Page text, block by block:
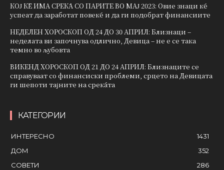
КОЈ ЌЕ ИМА СРЕЌА СО ПАРИТЕ ВО МАЈ 2023: Овие знаци ќе
успеат да заработат повеќе и да ги подобрат финансиите
НЕДЕЛЕН ХОРОСКОП ОД 24 ДО 30 АПРИЛ: Близнаци –
неделата ви започнува одлично, Девица – не е се така
темно во љубовта
ВИКЕНД ХОРОСКОП ОД 21 ДО 24 АПРИЛ: Близнаците се
справуваат со финансиски проблеми, срцето на Девицата
ги шепоти тајните на среќата
КАТЕГОРИИ
ИНТЕРЕСНО
1431
ДОМ
352
СОВЕТИ
286